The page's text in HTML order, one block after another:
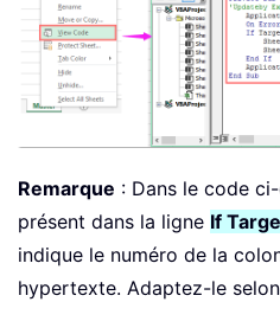
Remarque : Dans le code
présent dans la ligne If
indique le numéro de la
hypertexte. Adaptez-le